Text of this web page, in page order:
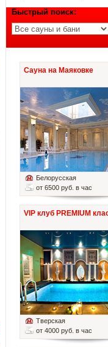
Быстрый поиск:
Сауна на Маяковке
Белорусская
от 6500 руб. в час
VIP клуб PREMIUM
Тверская
от 4000 руб. в час